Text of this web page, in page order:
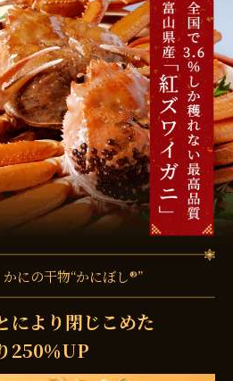
にの干物“かにぼし®”
により閉じこめた
250％UP